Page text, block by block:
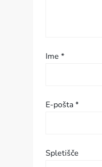
i
p
v
Ime*
E-pošta*
Spletišče